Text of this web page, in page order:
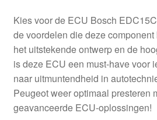
Winkelwagen
Kies voor de ECU Bosch
de voordelen die deze
het uitstekende ontwerp en de
is deze ECU een must-have voor
naar uitmuntendheid in
Peugeot weer optimaal presteren
geavanceerde ECU-oplossingen!